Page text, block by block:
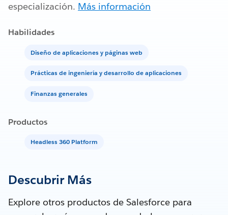
especialización. Más información
Habilidades
Diseño de aplicaciones y páginas web
Prácticas de ingeniería y desarrollo de aplicaciones
Finanzas generales
Productos
Headless 360 Platform
Descubrir Más
Explore otros productos de Salesforce para